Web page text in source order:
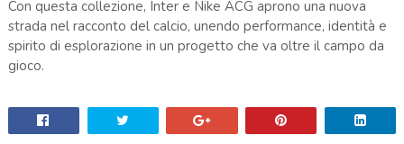
Con questa collezione, Inter e Nike ACG aprono una nuova
strada nel racconto del calcio, unendo performance, identità e
spirito di esplorazione in un progetto che va oltre il campo da
gioco.